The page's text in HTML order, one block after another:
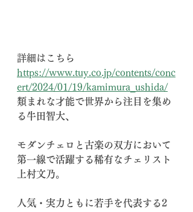
詳細はこちら
https://www.tuy.co.jp/contents/conc
ert/2024/01/19/kamimura_ushida/
類まれな才能で世界から注目を集め
る牛田智大、
モダンチェロと古楽の双方において
第一線で活躍する稀有なチェリスト
上村文乃。
人気・実力ともに若手を代表する2